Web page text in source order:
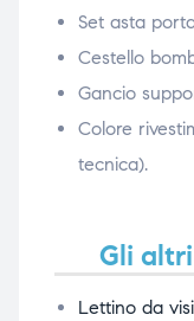
Set asta
Cestello
Gancio
Colore
tecnica).
Gli
Lettino da